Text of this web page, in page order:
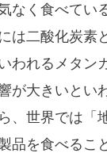
なく食べてい
は二酸化炭素
われるメタン
が大きいとい
、世界では「
品を食べるこ